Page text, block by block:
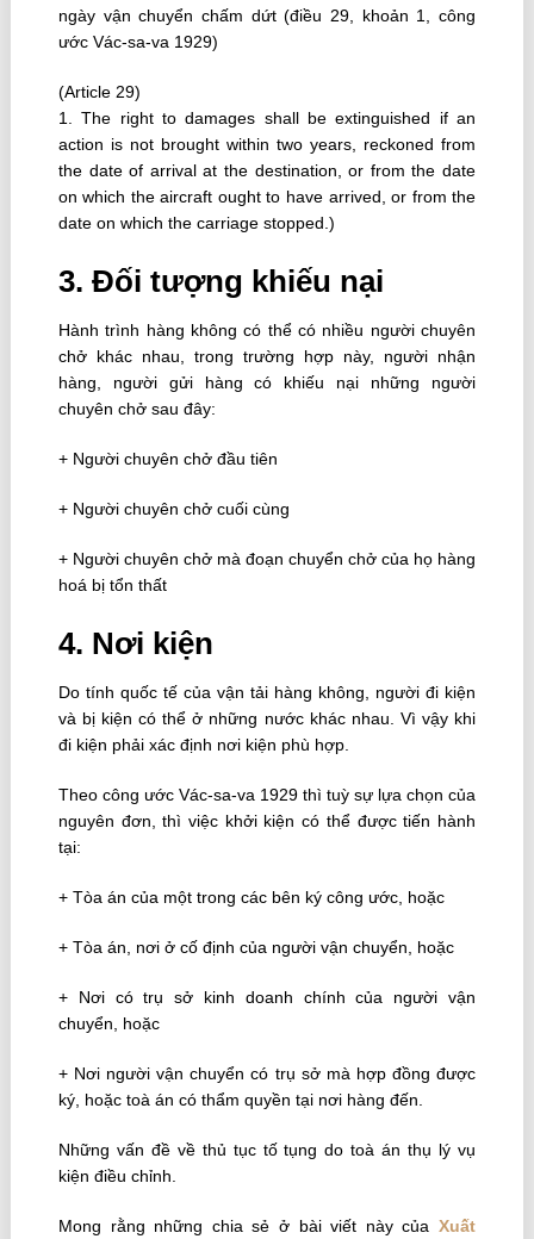
ngày vận chuyển chấm dứt (điều 29, khoản 1, công
ước Vác-sa-va 1929)
(Article 29)
1. The right to damages shall be extinguished if an
action is not brought within two years, reckoned from
the date of arrival at the destination, or from the date
on which the aircraft ought to have arrived, or from the
date on which the carriage stopped.)
3. Ðối tượng khiếu nại
Hành trình hàng không có thể có nhiều người chuyên
chở khác nhau, trong trường hợp này, người nhận
hàng, người gửi hàng có khiếu nại những người
chuyên chở sau đây:
+ Người chuyên chở đầu tiên
+ Người chuyên chở cuối cùng
+ Người chuyên chở mà đoạn chuyển chở của họ hàng
hoá bị tổn thất
4. Nơi kiện
Do tính quốc tế của vận tải hàng không, người đi kiện
và bị kiện có thể ở những nước khác nhau. Vì vậy khi
đi kiện phải xác định nơi kiện phù hợp.
Theo công ước Vác-sa-va 1929 thì tuỳ sự lựa chọn của
nguyên đơn, thì việc khởi kiện có thể được tiến hành
tại:
+ Tòa án của một trong các bên ký công ước, hoặc
+ Tòa án, nơi ở cố định của người vận chuyển, hoặc
+ Nơi có trụ sở kinh doanh chính của người vận
chuyển, hoặc
+ Nơi người vận chuyển có trụ sở mà hợp đồng được
ký, hoặc toà án có thẩm quyền tại nơi hàng đến.
Những vấn đề về thủ tục tố tụng do toà án thụ lý vụ
kiện điều chỉnh.
Mong rằng những chia sẻ ở bài viết này củaXuất